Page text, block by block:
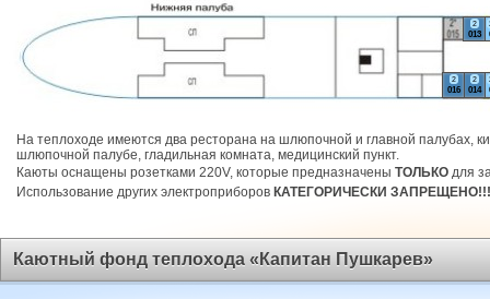
2
013
2
014
2
016
На теплоходе имеются два ресторана на шлюпочной и главной палубах,
шлюпочной палубе, гладильная комната, медицинский пункт.
Каюты оснащены розетками 220V, которые предназначены ТОЛЬКО для
Использование других электроприборов КАТЕГОРИЧЕСКИ ЗАПРЕЩЕНО!!!
Каютный фонд теплохода «Капитан Пушкарев»